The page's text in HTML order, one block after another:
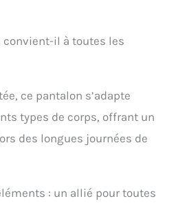
convient-il à toutes les
ce pantalon s’adapte
types de corps, offrant un
des longues journées de
: un allié pour toutes